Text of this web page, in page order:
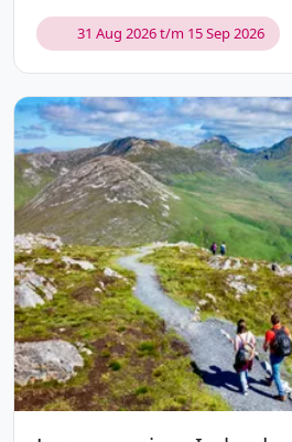
31 Aug 2026 t/m 15 Sep 2026